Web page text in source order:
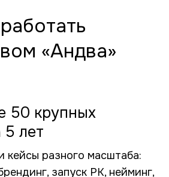
«Андва»
50 крупных
5 лет
кейсы разного масштаба:
запуск РК, нейминг,